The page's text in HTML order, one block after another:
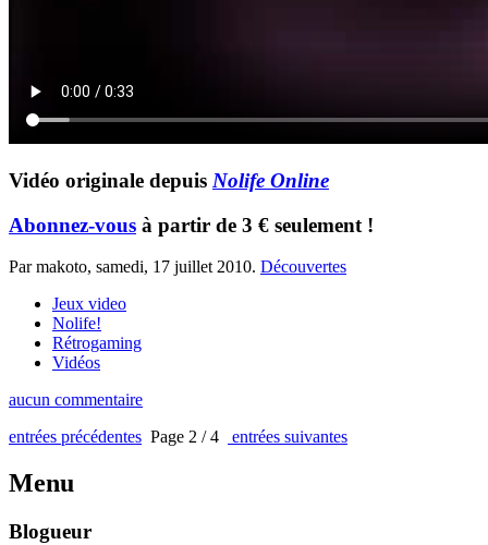
Vidéo originale depuis Nolife Online
Abonnez-vous à partir de 3 € seulement !
Par makoto, samedi, 17 juillet 2010. Découvertes
Jeux video
Nolife!
Rétrogaming
Vidéos
aucun commentaire
entrées précédentes Page 2 / 4 entrées suivantes
Menu
Blogueur